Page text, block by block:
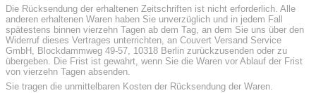
Die Rücksendung der erhaltenen Zeitschriften ist nicht erforderlich. Alle
anderen erhaltenen Waren haben Sie unverzüglich und in jedem Fall
spätestens binnen vierzehn Tagen ab dem Tag, an dem Sie uns über den
Widerruf dieses Vertrages unterrichten, an Couvert Versand Service
GmbH, Blockdammweg 49-57, 10318 Berlin zurückzusenden oder zu
übergeben. Die Frist ist gewahrt, wenn Sie die Waren vor Ablauf der Frist
von vierzehn Tagen absenden.
Sie tragen die unmittelbaren Kosten der Rücksendung der Waren.